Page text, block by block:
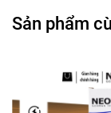
Khả
Dễ dàng
Tuổi
thường
Sản phẩm